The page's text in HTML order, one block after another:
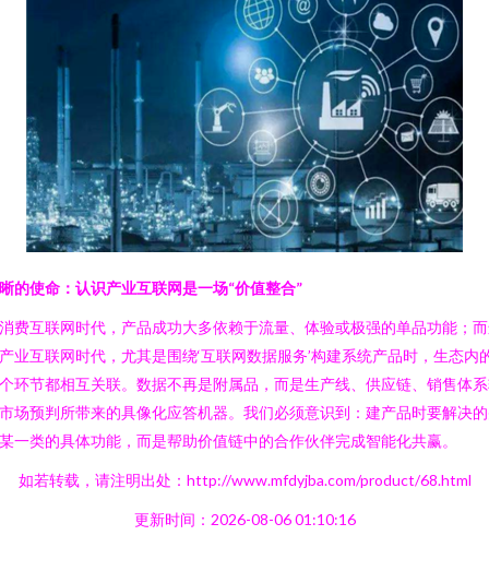
的使命：认识产业互联网是一场“价值整合”
费互联网时代，产品成功大多依赖于流量、体验或极强的单品功能；
业互联网时代，尤其是围绕‘互联网数据服务’构建系统产品时，生态内
环节都相互关联。数据不再是附属品，而是生产线、供应链、销售体
场预判所带来的具像化应答机器。我们必须意识到：建产品时要解决
一类的具体功能，而是帮助价值链中的合作伙伴完成智能化共赢。
如若转载，请注明出处：http://www.mfdyjba.com/product/68.html
更新时间：2026-08-06 01:10:16